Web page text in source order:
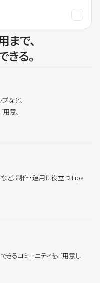
で、
る。
など、
意。
ど、制作・運用に役立つTips
るコミュニティをご用意し